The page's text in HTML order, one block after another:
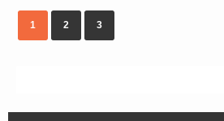
1 2 3